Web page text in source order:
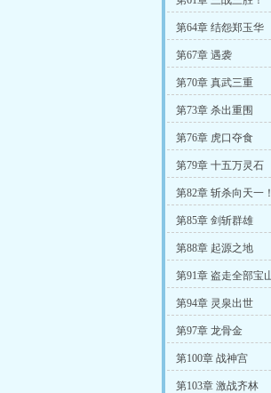
第64章 结怨郑玉华
第67章 遇袭
第70章 真武三重
第73章 杀出重围
第76章 虎口夺食
第79章 十五万灵石
第82章 斩杀向天一！
第85章 剑斩群雄
第88章 起源之地
第91章 盗走全部宝
第94章 灵泉出世
第97章 龙骨金
第100章 战神宫
第103章 激战齐林